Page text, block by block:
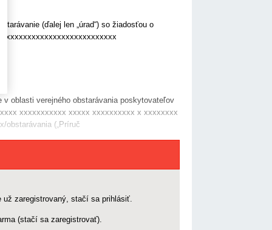
(ďalej len „úrad“) so žiadosťou o
xxxxxxxxxxxxxxxxxxxxxxxxxx
oblasti verejného obstarávania poskytovateľov
xxxxxxxxxxx xxxxx xxxxxxxxxx x xxxxxxxx
(„Príruč
už zaregistrovaný, stačí sa prihlásiť.
(stačí sa zaregistrovať).